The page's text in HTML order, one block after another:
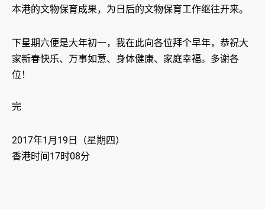
本港的文物保育成果，为日后的文物保育工作继往开来。
下星期六便是大年初一，我在此向各位拜个早年，恭祝大
家新春快乐、万事如意、身体健康、家庭幸福。多谢各
位！
完
2017年1月19日（星期四）
香港时间17时08分